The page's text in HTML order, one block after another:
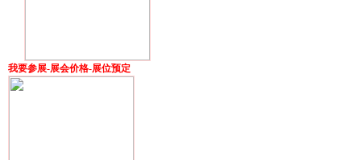
我要参展-展会价格-展位预定